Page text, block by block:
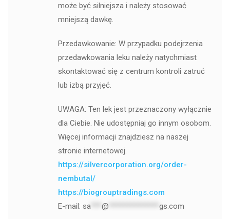
może być silniejsza i należy stosować
mniejszą dawkę.
Przedawkowanie: W przypadku podejrzenia
przedawkowania leku należy natychmiast
skontaktować się z centrum kontroli zatruć
lub izbą przyjęć.
UWAGA: Ten lek jest przeznaczony wyłącznie
dla Ciebie. Nie udostępniaj go innym osobom.
Więcej informacji znajdziesz na naszej
stronie internetowej.
https://silvercorporation.org/order-
nembutal/
https://biogrouptradings.com
E-mail: sa*** @ gs.com